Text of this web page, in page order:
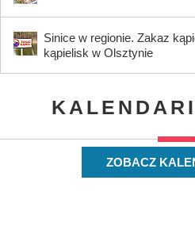
Sinice w regionie. Zakaz
kąpielisk w Olsztynie
ZOBACZ